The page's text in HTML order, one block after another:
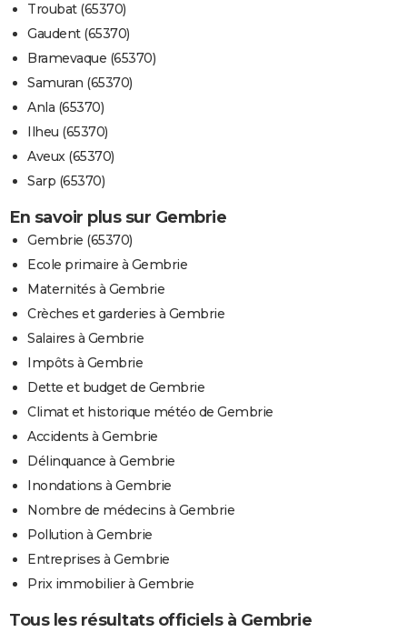
Troubat (65370)
Gaudent (65370)
Bramevaque (65370)
Samuran (65370)
Anla (65370)
Ilheu (65370)
Aveux (65370)
Sarp (65370)
En savoir plus sur Gembrie
Gembrie (65370)
Ecole primaire à Gembrie
Maternités à Gembrie
Crèches et garderies à Gembrie
Salaires à Gembrie
Impôts à Gembrie
Dette et budget de Gembrie
Climat et historique météo de Gembrie
Accidents à Gembrie
Délinquance à Gembrie
Inondations à Gembrie
Nombre de médecins à Gembrie
Pollution à Gembrie
Entreprises à Gembrie
Prix immobilier à Gembrie
Tous les résultats officiels à Gembrie